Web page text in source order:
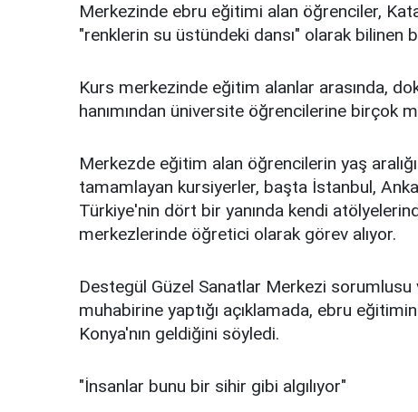
Merkezinde ebru eğitimi alan öğrenciler,
"renklerin su üstündeki dansı" olarak bilinen
Kurs merkezinde eğitim alanlar arasında,
hanımından üniversite öğrencilerine birçok
Merkezde eğitim alan öğrencilerin yaş
tamamlayan kursiyerler, başta İstanbul,
Türkiye'nin dört bir yanında kendi
merkezlerinde öğretici olarak görev alıyor.
Destegül Güzel Sanatlar Merkezi sorumlusu
muhabirine yaptığı açıklamada, ebru
Konya'nın geldiğini söyledi.
"İnsanlar bunu bir sihir gibi algılıyor"